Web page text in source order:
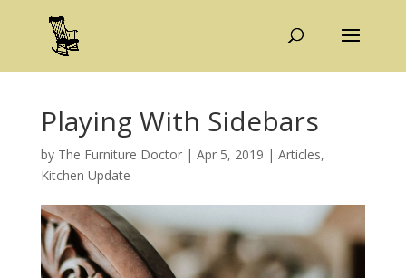
Playing With Sidebars
by The Furniture Doctor| Apr 5, 2019 | Articles,
Kitchen Update